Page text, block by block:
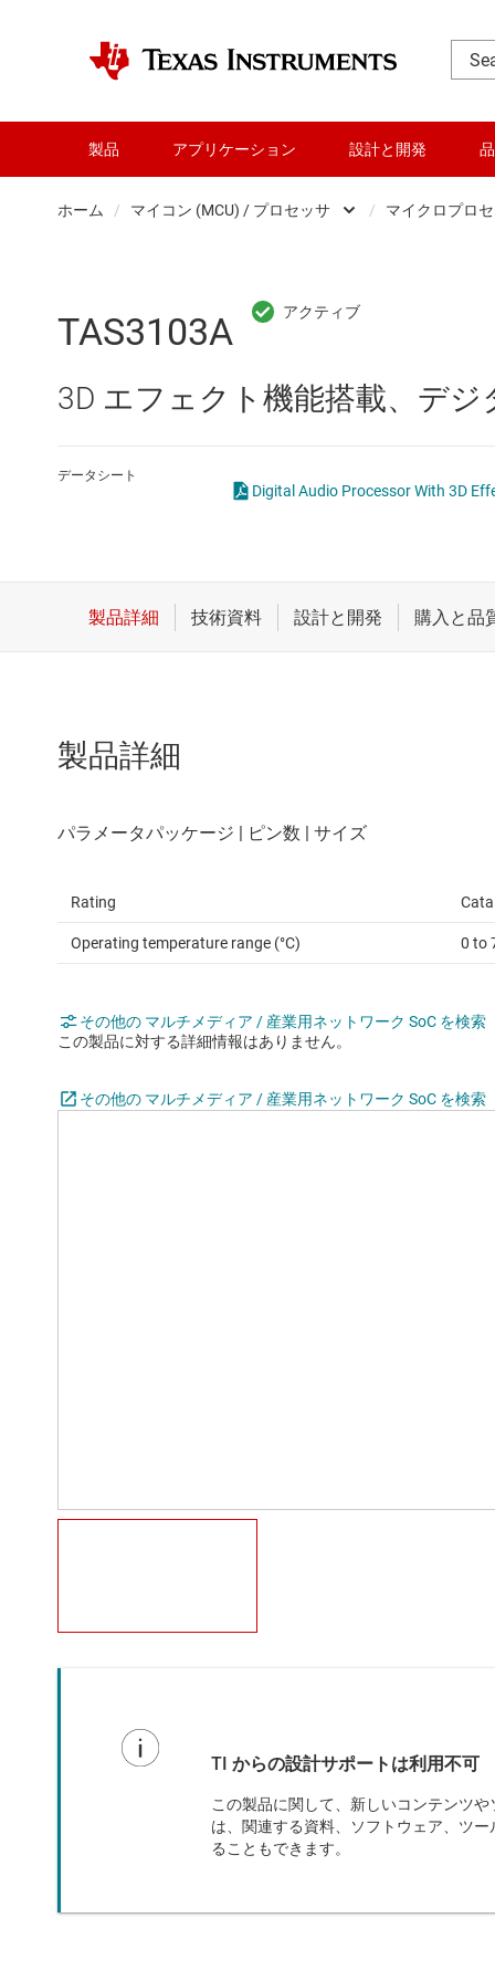
製品 アプリケーション 設計と開発
ホーム / マイコン (MCU) / プロセッサ
RF とマイクロ波
インターフェイス
クロックとタイミング
/ マイクロプロ
TAS3103A
3D エフェクト機能搭載、デ
データシート
Digital Audio Processor With 3D
製品詳細
Rating
Operating temperature range (°C) 0 to
その他の マルチメディア / 産業用ネットワーク SoC を検索
この製品に対する詳細情報はありません。
その他の マルチメディア / 産業用ネットワーク SoC を検索
TI からの設計サポートは利用不可
この製品に関して、新しいコンテンツ
は、関連する資料、ソフトウェア、ツ
ることもできます。